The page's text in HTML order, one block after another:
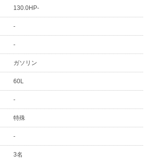
130.0HP-
-
-
ガソリン
60L
-
特殊
-
3名